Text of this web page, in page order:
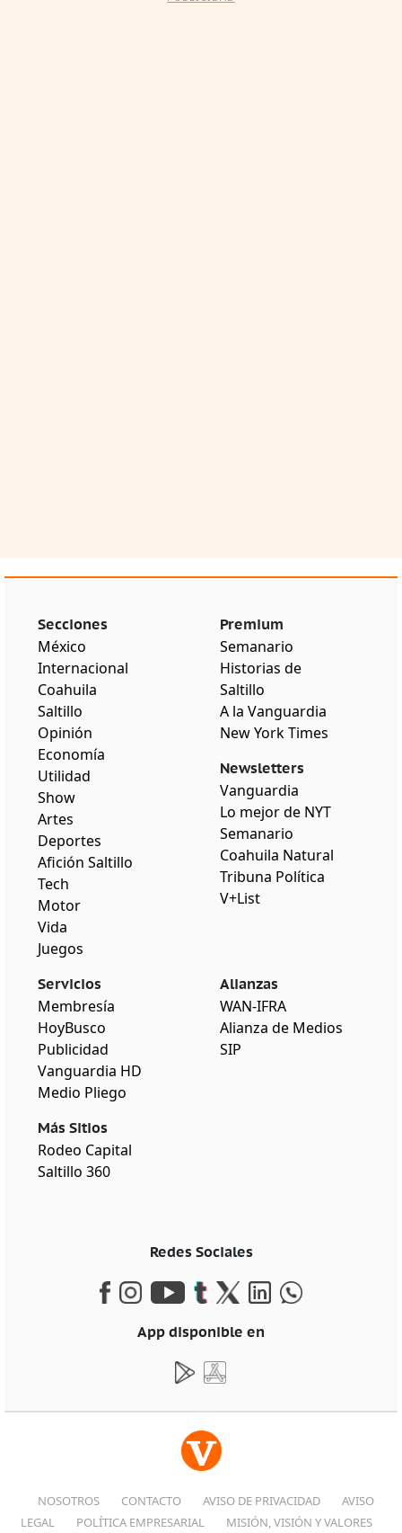
Secciones
México
Internacional
Coahuila
Saltillo
Opinión
Economía
Utilidad
Show
Artes
Deportes
Afición Saltillo
Tech
Motor
Vida
Juegos
Premium
Semanario
Historias de
Saltillo
A la Vanguardia
New York Times
Newsletters
Vanguardia
Lo mejor de NYT
Semanario
Coahuila Natural
Tribuna Política
V+List
Servicios
Membresía
HoyBusco
Publicidad
Vanguardia HD
Medio Pliego
Más Sitios
Rodeo Capital
Saltillo 360
Alianzas
WAN-IFRA
Alianza de Medios
SIP
Redes Sociales
App disponible en
NOSOTROS CONTACTO AVISO DE PRIVACIDAD
AVISO
LEGAL
POLÍTICA EMPRESARIAL MISIÓN, VISIÓN Y VALORES